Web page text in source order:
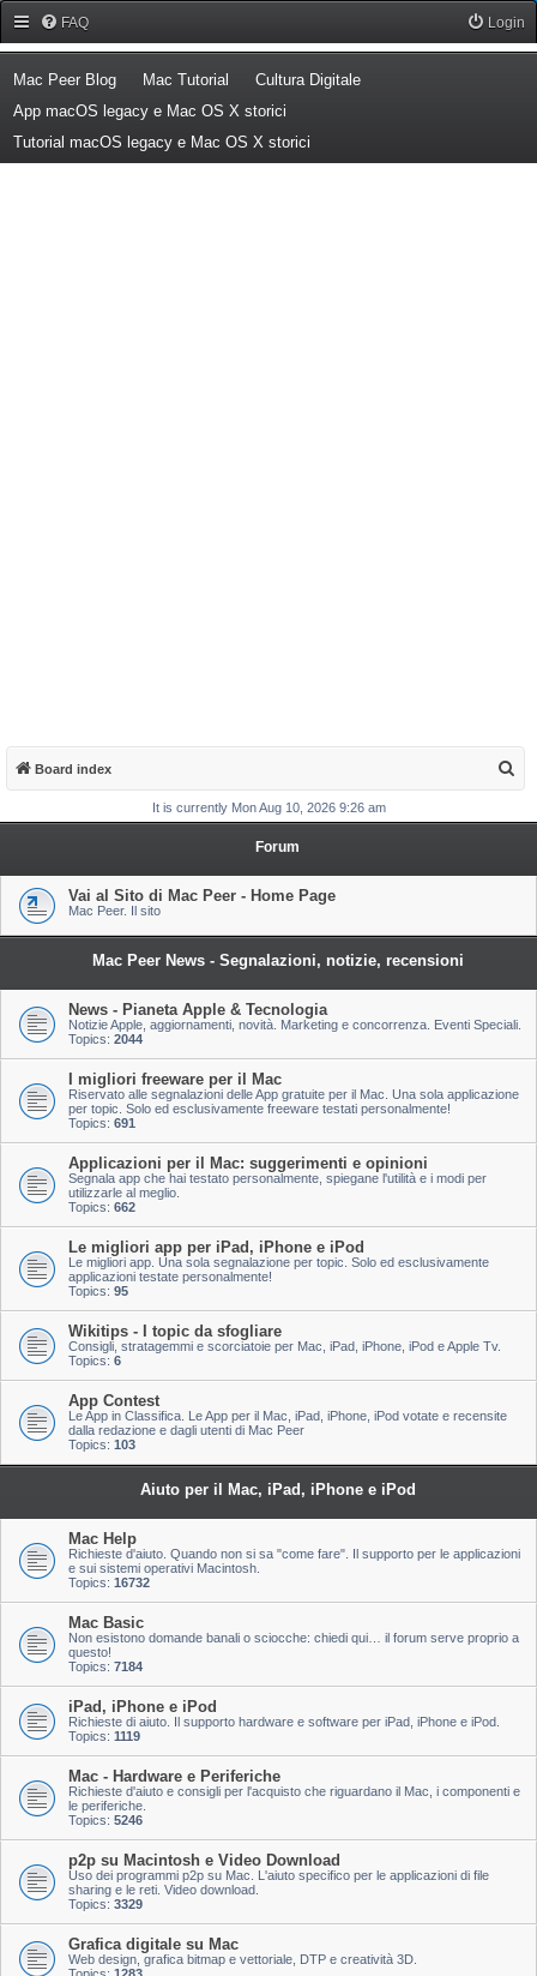
FAQ Login
Mac Peer Blog(Opens a new tab)
Mac Tutorial (Opens a new tab)
Cultura Digitale(Opens a new tab)
App macOS legacy e Mac OS X storici
Tutorial macOS legacy e Mac OS X storici
Board index
a
It is currently Mon Aug 10, 2026 9:26 am
Forum
Vai al Sito di Mac Peer - Home Page
Mac Peer. Il sito
Mac Peer News - Segnalazioni, notizie, recensioni
News - Pianeta Apple & Tecnologia
Notizie Apple, aggiornamenti, novità. Marketing e concorrenza. Eventi Speciali.
Topics: 2044
I migliori freeware per il Mac
Riservato alle segnalazioni delle App gratuite per il Mac. Una sola applicazione
per topic. Solo ed esclusivamente freeware testati personalmente!
Topics: 691
Applicazioni per il Mac: suggerimenti e opinioni
Segnala app che hai testato personalmente, spiegane l'utilità e i modi per
utilizzarle al meglio.
Topics: 662
Le migliori app per iPad, iPhone e iPod
Le migliori app. Una sola segnalazione per topic. Solo ed esclusivamente
applicazioni testate personalmente!
Topics: 95
Wikitips - I topic da sfogliare
Consigli, stratagemmi e scorciatoie per Mac, iPad, iPhone, iPod e Apple Tv.
Topics: 6
App Contest
Le App in Classifica. Le App per il Mac, iPad, iPhone, iPod votate e recensite
dalla redazione e dagli utenti di Mac Peer
Topics: 103
Aiuto per il Mac, iPad, iPhone e iPod
Mac Help
Richieste d'aiuto. Quando non si sa "come fare". Il supporto per le applicazioni
e sui sistemi operativi Macintosh.
Topics: 16732
Mac Basic
Non esistono domande banali o sciocche: chiedi qui… il forum serve proprio a
questo!
Topics: 7184
iPad, iPhone e iPod
Richieste di aiuto. Il supporto hardware e software per iPad, iPhone e iPod.
Topics: 1119
Mac - Hardware e Periferiche
Richieste d'aiuto e consigli per l'acquisto che riguardano il Mac, i componenti e
le periferiche.
Topics: 5246
p2p su Macintosh e Video Download
Uso dei programmi p2p su Mac. L'aiuto specifico per le applicazioni di file
sharing e le reti. Video download.
Topics: 3329
Grafica digitale su Mac
Web design, grafica bitmap e vettoriale, DTP e creatività 3D.